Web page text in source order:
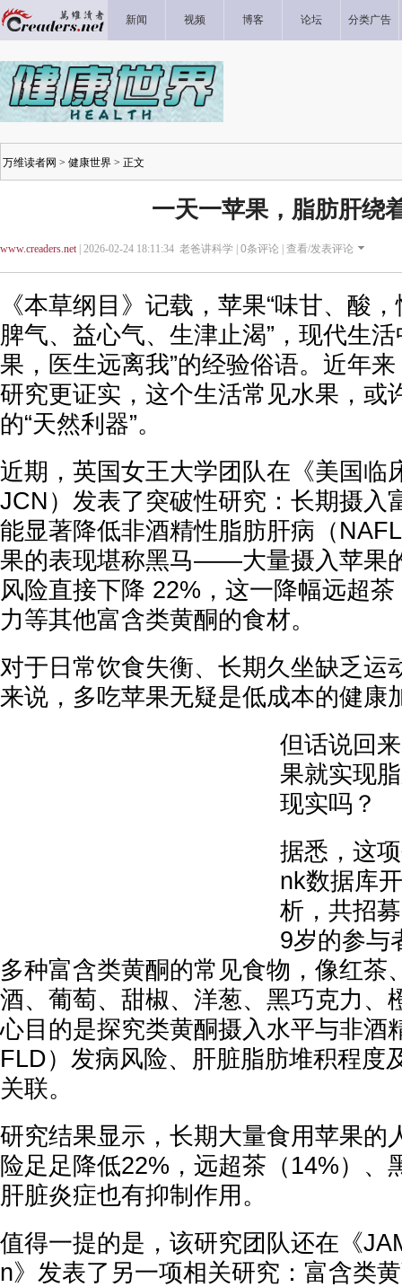
新闻 视频 博客 论坛 分类广告
万维读者网 > 健康世界 > 正文
一天一苹果，脂肪肝绕
www.creaders.net| 2026-02-24 18:11:34 老爸讲科学 | 0条评论 | 查看/发表评论
《本草纲目》记载，苹果“味甘、酸
脾气、益心气、生津止渴”，现代生
果，医生远离我”的经验俗语。近年
研究更证实，这个生活常见水果，或
的“天然利器”。
近期，英国女王大学团队在《美国临
JCN）发表了突破性研究：长期摄入
能显著降低非酒精性脂肪肝病（
果的表现堪称黑马——大量摄入苹果
风险直接下降 22%，这一降幅远超
力等其他富含类黄酮的食材。
对于日常饮食失衡、长期久坐缺乏运
来说，多吃苹果无疑是低成本的健康
但话说回
果就实现
现实吗？
据悉，这
nk数据库
析，共招
9岁的参与
多种富含类黄酮的常见食物，像红茶
酒、葡萄、甜椒、洋葱、黑巧克力、
心目的是探究类黄酮摄入水平与非酒
FLD）发病风险、肝脏脂肪堆积程度
关联。
研究结果显示，长期大量食用苹果的
险足足降低22%，远超茶（14%）、
肝脏炎症也有抑制作用。
值得一提的是，该研究团队还在《
n》发表了另一项相关研究：富含类